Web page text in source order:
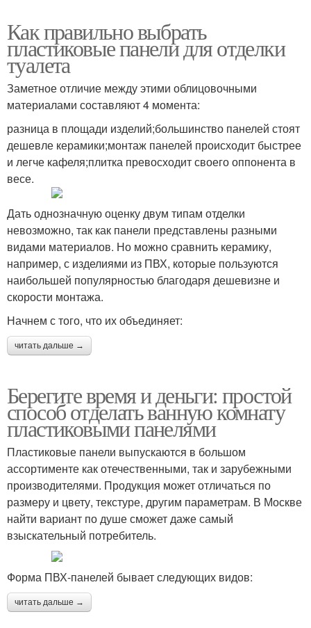
Как правильно выбрать
пластиковые панели для отделки
туалета
Заметное отличие между этими облицовочными
материалами составляют 4 момента:
разница в площади изделий;большинство панелей стоят
дешевле керамики;монтаж панелей происходит быстрее
и легче кафеля;плитка превосходит своего оппонента в
весе.
Дать однозначную оценку двум типам отделки
невозможно, так как панели представлены разными
видами материалов. Но можно сравнить керамику,
например, с изделиями из ПВХ, которые пользуются
наибольшей популярностью благодаря дешевизне и
скорости монтажа.
Начнем с того, что их объединяет:
читать дальше →
Берегите время и деньги: простой
способ отделать ванную комнату
пластиковыми панелями
Пластиковые панели выпускаются в большом
ассортименте как отечественными, так и зарубежными
производителями. Продукция может отличаться по
размеру и цвету, текстуре, другим параметрам. В Москве
найти вариант по душе сможет даже самый
взыскательный потребитель.
Форма ПВХ-панелей бывает следующих видов:
читать дальше →